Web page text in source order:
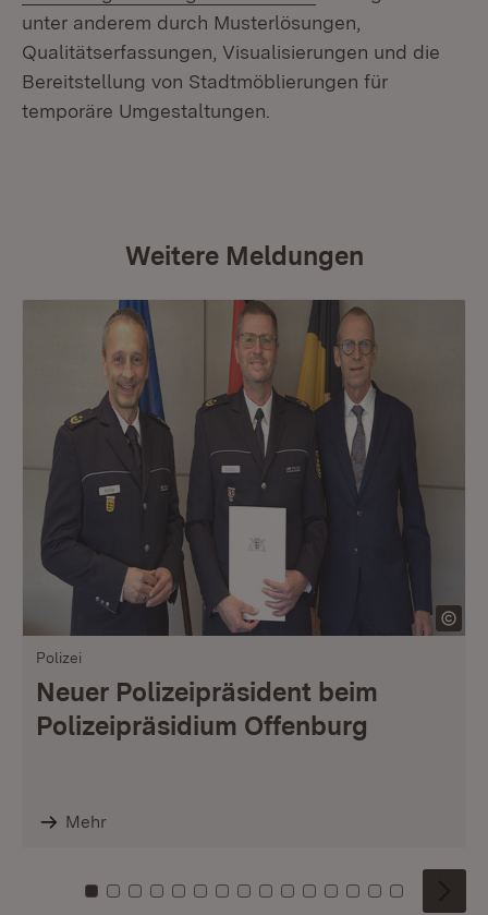
unter anderem durch Musterlösungen,
Qualitätserfassungen, Visualisierungen und die
Bereitstellung von Stadtmöblierungen für
temporäre Umgestaltungen.
Weitere Meldungen
Polizei
Neuer Polizeipräsident beim
Polizeipräsidium Offenburg
Mehr
Zu Kachel: 0
Zu Kachel: 1
Zu Kachel: 2
Zu Kachel: 3
Zu Kachel: 4
Zu Kachel: 5
Zu Kachel: 6
Zu Kachel: 7
Zu Kachel: 8
Zu Kachel: 9
Zu Kachel: 10
Zu Kachel: 11
Zu Kachel: 12
Zu Kachel:
Zu